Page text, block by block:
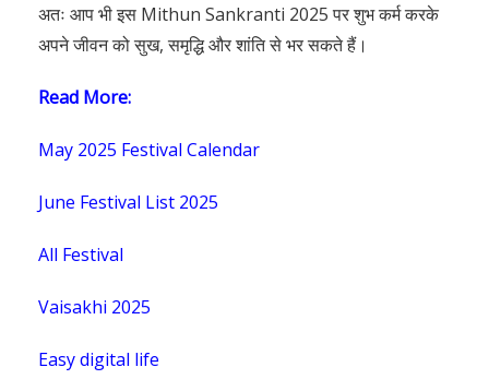
अतः आप भी इस Mithun Sankranti 2025 पर शुभ कर्म करके
अपने जीवन को सुख, समृद्धि और शांति से भर सकते हैं।
Read More:
May 2025 Festival Calendar
June Festival List 2025
All Festival
Vaisakhi 2025
Easy digital life